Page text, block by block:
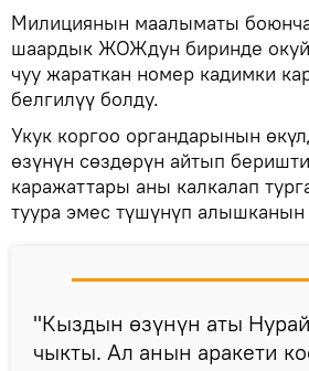
Милициянын маалыматы
шаардык ЖОЖдун биринде
чуу жараткан номер кадимки
белгилүү болду.
Укук коргоо органдарынын
өзүнүн сөздөрүн айтып
каражаттары аны калкалап
туура эмес түшүнүп алышканын
"Кыздын өзүнүн аты
чыкты. Ал анын аракети